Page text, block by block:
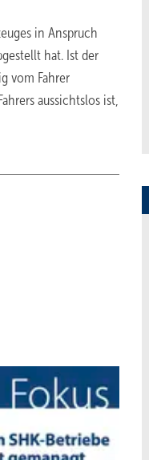
in Anspruch
hat. Ist der
vom Fahrer
aussichtslos ist,